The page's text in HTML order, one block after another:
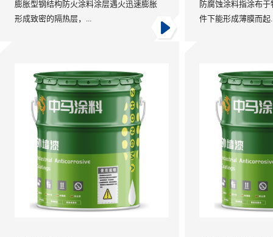
膨胀型钢结构防火涂料涂层遇火迅速膨胀
形成致密的隔热层，...
防腐蚀涂料指涂布
件下能形成薄膜而起